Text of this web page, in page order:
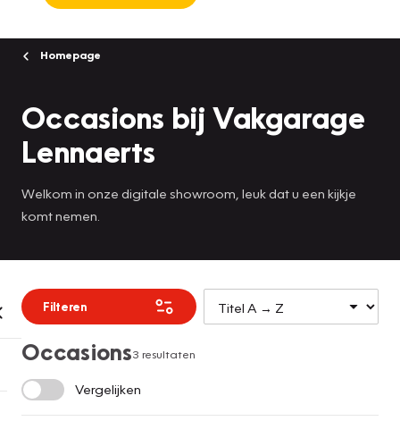
Homepage
Occasions bij Vakgarage
Lennaerts
Welkom in onze digitale showroom, leuk dat u een kijkje
komt nemen.
Filteren
Occasions3 resultaten
Vergelijken